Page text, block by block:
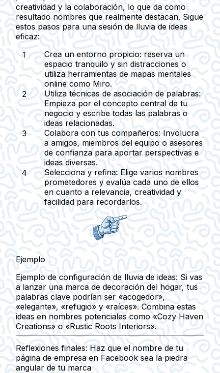
creatividad y la colaboración, lo que da como
resultado nombres que realmente destacan. Sigue
estos pasos para una sesión de lluvia de ideas
eficaz:
Crea un entorno propicio: reserva un
espacio tranquilo y sin distracciones o
utiliza herramientas de mapas mentales
online como Miro.
Utiliza técnicas de asociación de palabras:
Empieza por el concepto central de tu
negocio y escribe todas las palabras o
ideas relacionadas.
Colabora con tus compañeros: Involucra
a amigos, miembros del equipo o asesores
de confianza para aportar perspectivas e
ideas diversas.
Selecciona y refina: Elige varios nombres
prometedores y evalúa cada uno de ellos
en cuanto a relevancia, creatividad y
facilidad para recordarlos.
Ejemplo
Ejemplo de configuración de lluvia de ideas: Si vas
a lanzar una marca de decoración del hogar, tus
palabras clave podrían ser «acogedor»,
«elegante», «refugio» y «raíces». Combina estas
ideas en nombres potenciales como «Cozy Haven
Creations» o «Rustic Roots Interiors».
Reflexiones finales: Haz que el nombre de tu
página de empresa en Facebook sea la piedra
angular de tu marca